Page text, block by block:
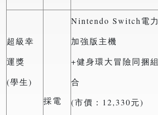
超級幸
運獎
(學生)
採電
Nintendo Switch電力
加強版主機
+健身環大冒險同捆組
合
(市價：12,330元)